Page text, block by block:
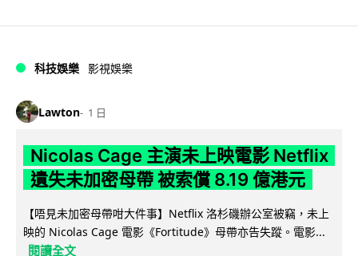
科技娛樂 影視娛樂
Lawton 1 日
Nicolas Cage 主演未上映電影 Netflix
遺失未加密母帶 被索償 8.19 億港元
【唔見未加密母帶咁大件事】Netflix 洛杉磯辦公室被竊，未上
映的 Nicolas Cage 電影《Fortitude》母帶亦告失蹤。電影...
閱讀全文